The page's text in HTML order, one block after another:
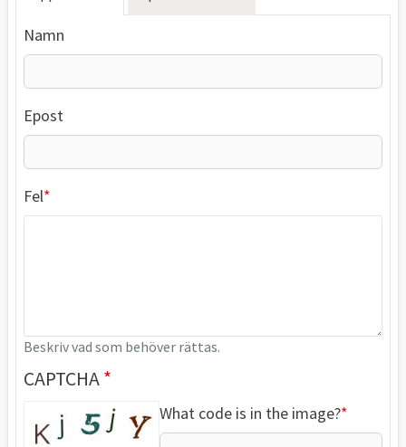
Namn
Epost
Fel
Beskriv vad som behöver rättas.
CAPTCHA
What code is in the image?